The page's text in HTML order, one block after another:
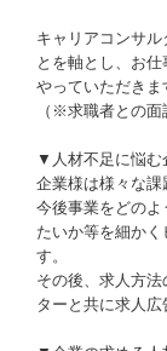
キャリアコンサ
とを軸とし、お
やっていただきま
（※求職者との面
▼人材不足に悩む
企業様は様々な課
今後事業をどの
たいか等を細か
す。
その後、求人方
ターと共に求人広